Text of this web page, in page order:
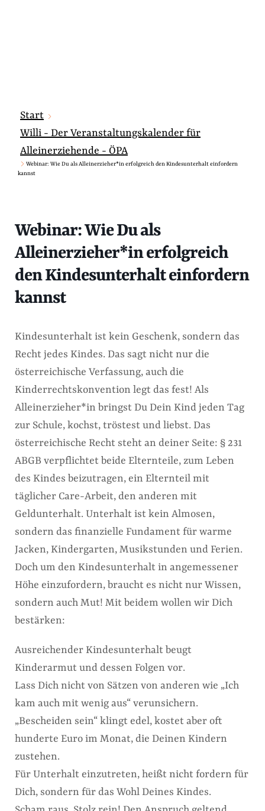
Start
Willi - Der Veranstaltungskalender für
Alleinerziehende - ÖPA
Webinar: Wie Du als Alleinerzieher*in erfolgreich den Kindesunterhalt einfordern
kannst
Webinar: Wie Du als
Alleinerzieher*in erfolgreich
den Kindesunterhalt einfordern
kannst
Kindesunterhalt ist kein Geschenk, sondern das
Recht jedes Kindes. Das sagt nicht nur die
österreichische Verfassung, auch die
Kinderrechtskonvention legt das fest! Als
Alleinerzieher*in bringst Du Dein Kind jeden Tag
zur Schule, kochst, tröstest und liebst. Das
österreichische Recht steht an deiner Seite: § 231
ABGB verpflichtet beide Elternteile, zum Leben
des Kindes beizutragen, ein Elternteil mit
täglicher Care-Arbeit, den anderen mit
Geldunterhalt. Unterhalt ist kein Almosen,
sondern das finanzielle Fundament für warme
Jacken, Kindergarten, Musikstunden und Ferien.
Doch um den Kindesunterhalt in angemessener
Höhe einzufordern, braucht es nicht nur Wissen,
sondern auch Mut! Mit beidem wollen wir Dich
bestärken:
Ausreichender Kindesunterhalt beugt
Kinderarmut und dessen Folgen vor.
Lass Dich nicht von Sätzen von anderen wie „Ich
kam auch mit wenig aus“ verunsichern.
„Bescheiden sein“ klingt edel, kostet aber oft
hunderte Euro im Monat, die Deinen Kindern
zustehen.
Für Unterhalt einzutreten, heißt nicht fordern für
Dich, sondern für das Wohl Deines Kindes.